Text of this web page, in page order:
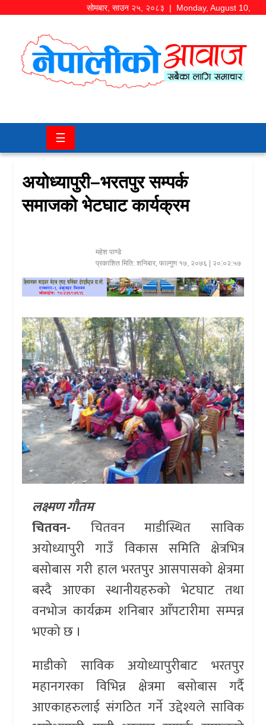
सोमबार,साउन २५, २०८३ | Monday, August 10,
समाज/
चितवन
मनोरञ्जन
खेलकुद
प्रवास/
विश्व
स्वास्थ्य/
रोचक
विचार/
अन्तर्वार्ता
☰
अयोध्यापुरी–भरतपुर सम्पर्क
समाजको भेटघाट कार्यक्रम
महेश पाण्डे
प्रकाशित मिति: शनिबार, फाल्गुण १७, २०७६ | २०:०२:५७
लक्ष्मण गौतम
चितवन- चितवन माडीस्थित साविक
अयोध्यापुरी गाउँ विकास समिति क्षेत्रभित्र
बसोबास गरी हाल भरतपुर आसपासको क्षेत्रमा
बस्दै आएका स्थानीयहरुको भेटघाट तथा
वनभोज कार्यक्रम शनिबार आँपटारीमा सम्पन्न
भएको छ ।
माडीको साविक अयोध्यापुरीबाट भरतपुर
महानगरका विभिन्न क्षेत्रमा बसोबास गर्दै
आएकाहरुलाई संगठित गर्ने उद्देश्यले साविक